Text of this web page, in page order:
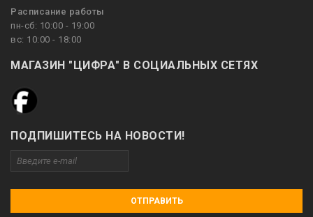
Расписание работы
пн-сб: 10:00 - 19:00
вс: 10:00 - 18:00
МАГАЗИН "ЦИФРА" В СОЦИАЛЬНЫХ СЕТЯХ
ПОДПИШИТЕСЬ НА НОВОСТИ!
ОТПРАВИТЬ